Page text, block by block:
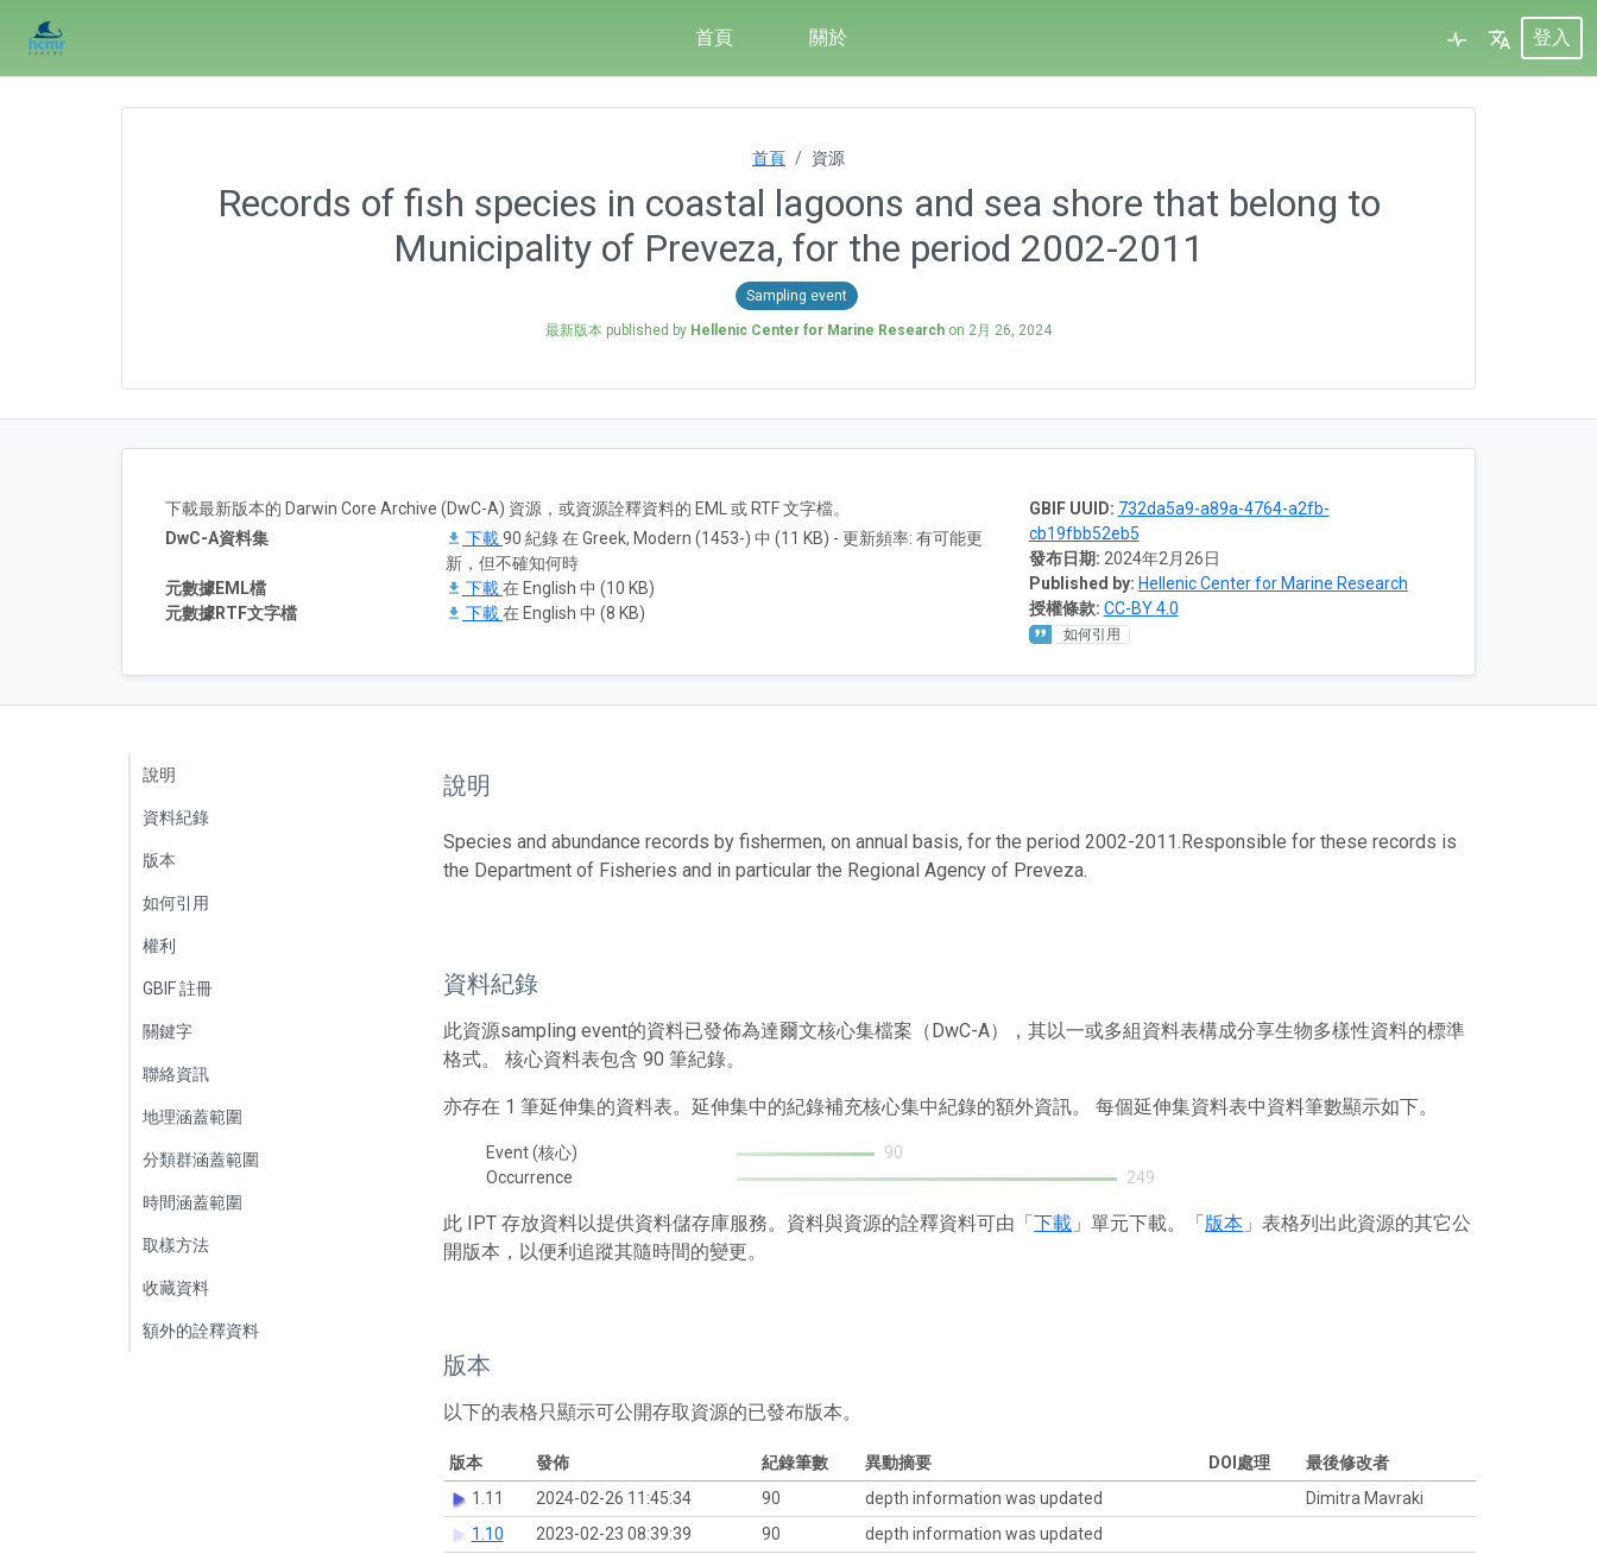
首頁 關於 登入
首頁 資源
Records of fish species in coastal lagoons and sea shore that belong to
Municipality of Preveza, for the period 2002-2011
Sampling event
最新版本 published by Hellenic Center for Marine Research on 2月 26, 2024
GBIF UUID: 732da5a9-a89a-4764-a2fb-
cb19fbb52eb5
發布日期: 2024年2月26日
Published by: Hellenic Center for Marine Research
授權條款: CC-BY 4.0
如何引用
下載最新版本的 Darwin Core Archive (DwC-A) 資源，或資源詮釋資料的 EML 或 RTF 文字檔。
DwC-A資料集
下載90 紀錄 在 Greek, Modern (1453-) 中 (11 KB) - 更新頻率: 有可能更
新，但不確知何時
元數據EML檔
下載在 English 中 (10 KB)
元數據RTF文字檔
下載在 English 中 (8 KB)
說明
資料紀錄
版本
如何引用
權利
GBIF 註冊
關鍵字
聯絡資訊
地理涵蓋範圍
分類群涵蓋範圍
時間涵蓋範圍
取樣方法
收藏資料
額外的詮釋資料
說明
Species and abundance records by fishermen, on annual basis, for the period 2002-2011.Responsible for these records is
the Department of Fisheries and in particular the Regional Agency of Preveza.
資料紀錄
此資源sampling event的資料已發佈為達爾文核心集檔案（DwC-A），其以一或多組資料表構成分享生物多樣性資料的標準
格式。 核心資料表包含 90 筆紀錄。
亦存在 1 筆延伸集的資料表。延伸集中的紀錄補充核心集中紀錄的額外資訊。 每個延伸集資料表中資料筆數顯示如下。
Event (核心)
90
Occurrence
249
此 IPT 存放資料以提供資料儲存庫服務。資料與資源的詮釋資料可由「下載 」單元下載。「版本 」表格列出此資源的其它公
開版本，以便利追蹤其隨時間的變更。
版本
以下的表格只顯示可公開存取資源的已發布版本。
版本 發佈 紀錄筆數 異動摘要 DOI處理
最後修改者
1.11
2024-02-26 11:45:34 90 depth information was updated
Dimitra Mavraki
1.10
2023-02-23 08:39:39 90
depth information was updated